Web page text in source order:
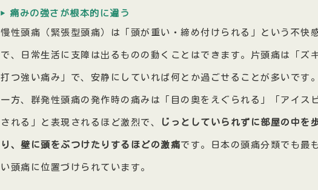
痛みの強さが根本的に違う
慢性頭痛（緊張型頭痛）は「頭が重い・締め付けられる」という不快
で、日常生活に支障は出るものの動くことはできます。片頭痛は「ズ
打つ強い痛み」で、安静にしていれば何とか過ごせることが多いです
一方、群発性頭痛の発作時の痛みは「目の奥をえぐられる」「アイス
される」と表現されるほど激烈で、
じっとしていられずに部屋の中を
り、壁に頭をぶつけたりするほどの激痛です。日本の頭痛分類でも最
い頭痛に位置づけられています。